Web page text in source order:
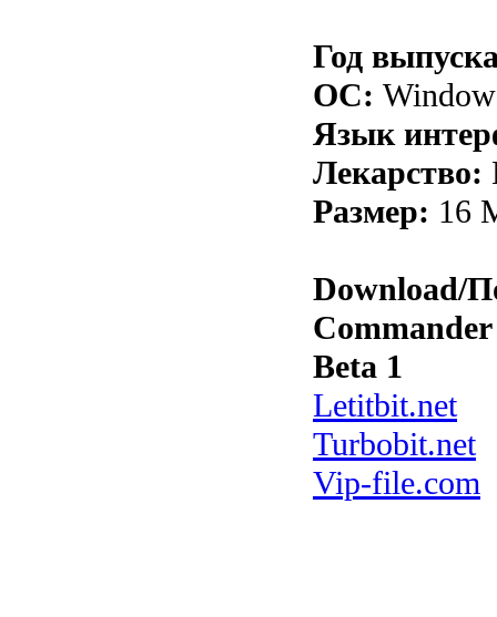
Год
ОС:
Язык
Лекарство:
Размер: 16
Download/
Beta 1
Letitbit.net
Turbobit.net
Vip-file.com